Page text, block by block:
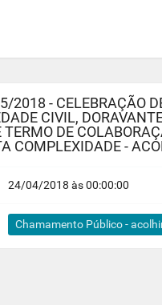
2018 - CELEBRAÇÃO
CIVIL,
DE
COMPLEXIDADE -
24/04/2018 às 00:00:00
Chamamento Público -